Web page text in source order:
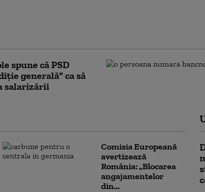
spune că PSD
generală” ca să
salarizării
Comisia Europeană
avertizează
România: „Blocarea
angajamentelor
din...